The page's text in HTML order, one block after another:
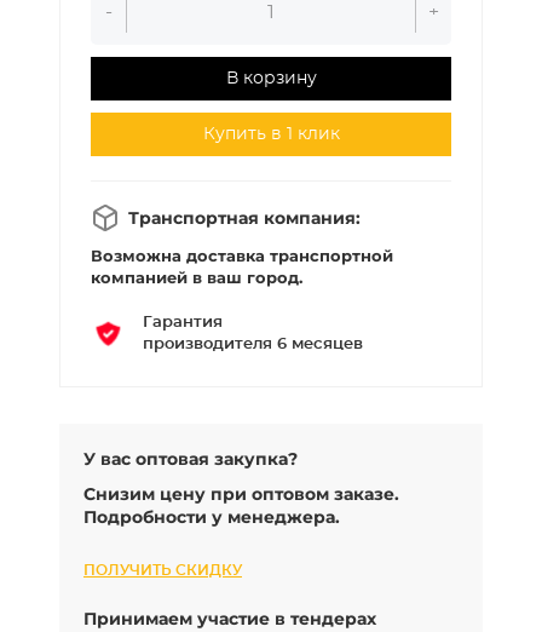
- +
В корзину
Купить в 1 клик
Транспортная компания:
Возможна доставка транспортной
компанией в ваш город.
Гарантия
производителя 6 месяцев
У вас оптовая закупка?
Снизим цену при оптовом заказе.
Подробности у менеджера.
ПОЛУЧИТЬ СКИДКУ
Принимаем участие в тендерах